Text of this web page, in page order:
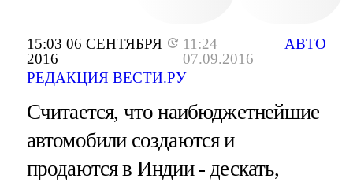
15:03 06 СЕНТЯБРЯ
2016
11:24
07.09.2016
РЕДАКЦИЯ ВЕСТИ.РУ
АВТО
Считается, что наибюджетнейшие
автомобили создаются и
продаются в Индии - дескать,